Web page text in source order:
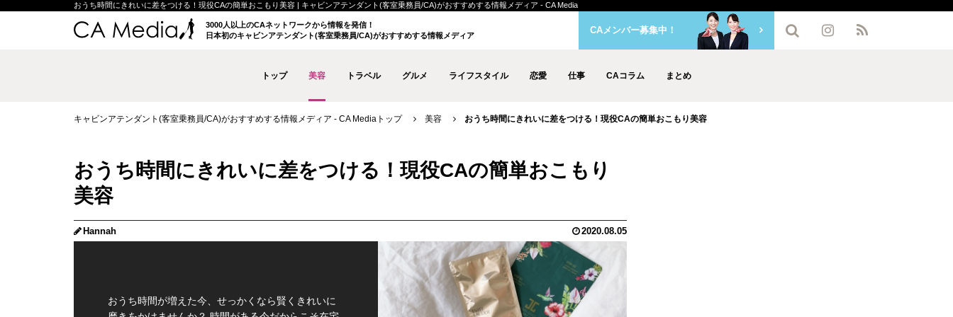
おうち時間にきれいに差をつける！現役CAの簡単おこもり美容 | キャビンアテンダント(客室乗務員/CA)がおすすめする情報メディア - CA Media
3000人以上のCAネットワークから情報を発信！
日本初のキャビンアテンダント(客室乗務員/CA)がおすすめする情報メディア
トップ 美容 トラベル グルメ ライフスタイル 恋愛 仕事 CAコラム まとめ
CAメンバー募集中！
キャビンアテンダント(客室乗務員/CA)がおすすめする情報メディア - CA Mediaトップ 美容 おうち時間にきれいに差をつける！現役CAの簡単おこもり美容
おうち時間にきれいに差をつける！現役CAの簡単おこもり
美容
Hannah 2020.08.05
おうち時間が増えた今、せっかくなら賢くきれいに